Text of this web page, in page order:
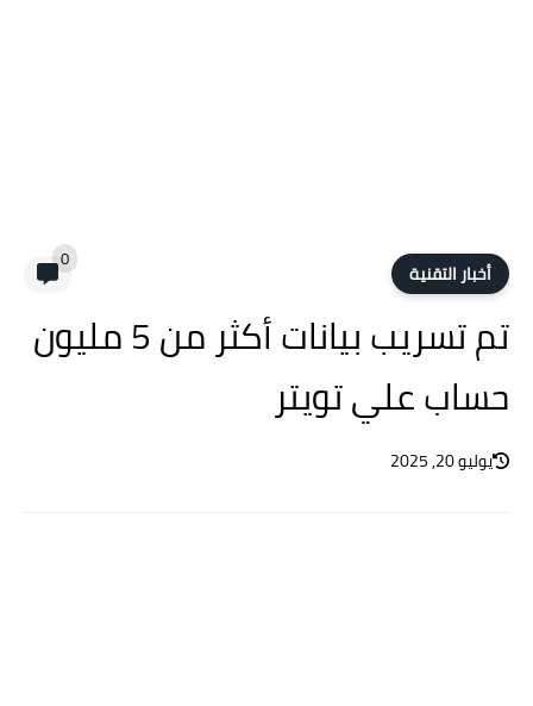
أخبار التقنية 0
تم تسريب بيانات أكثر من 5 مليون
حساب علي تويتر
يوليو 20, 2025